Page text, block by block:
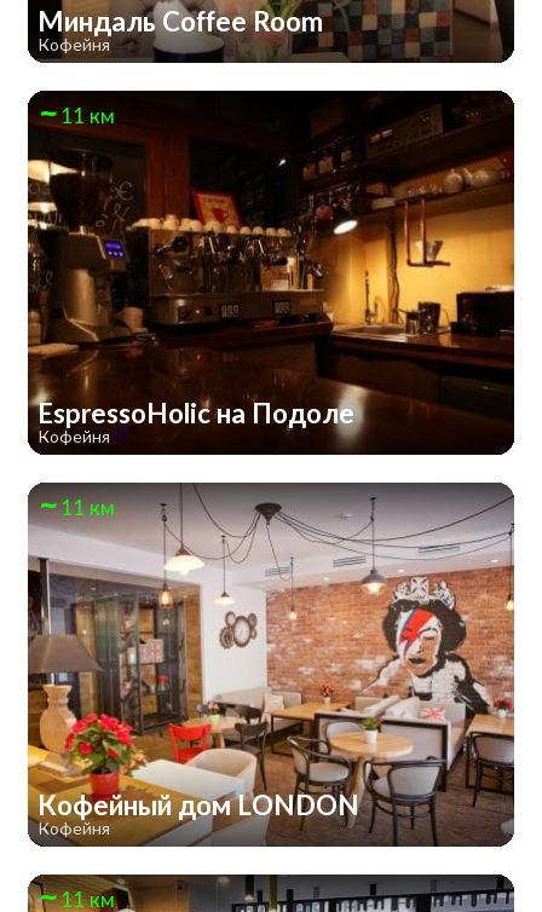
Миндаль Coffee Room
Кофейня
11 км
EspressoHolic на Подоле
Кофейня
11 км
Кофейный дом LONDON
Кофейня
11 км